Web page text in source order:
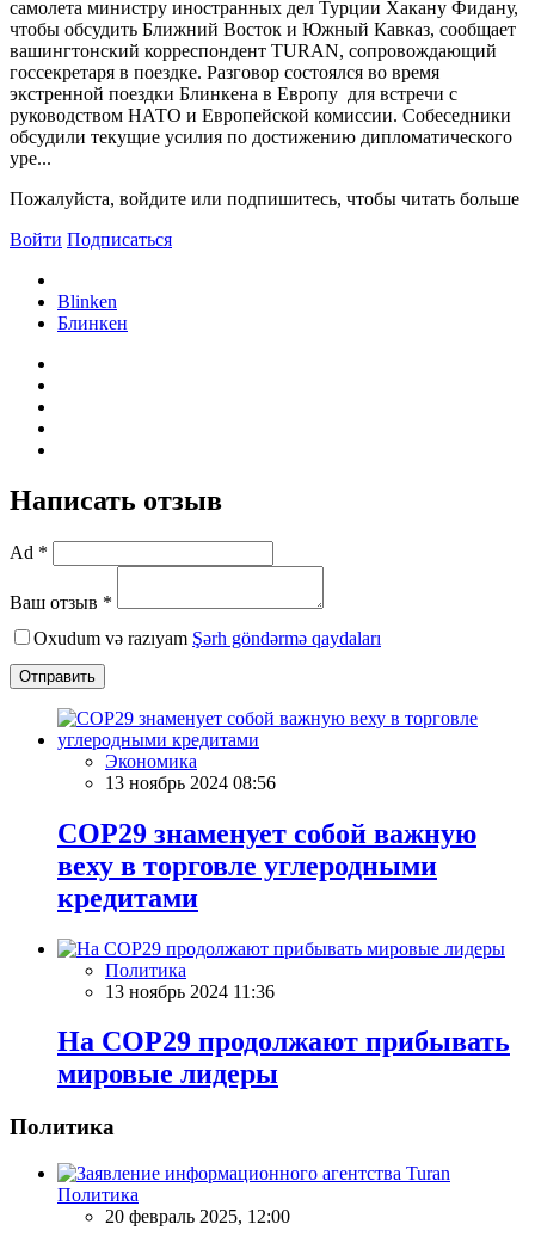
самолета министру иностранных дел Турции Хакану Фидану,
чтобы обсудить Ближний Восток и Южный Кавказ, сообщает
вашингтонский корреспондент TURAN, сопровождающий
госсекретаря в поездке. Разговор состоялся во время
экстренной поездки Блинкена в Европу для встречи с
руководством НАТО и Европейской комиссии. Собеседники
обсудили текущие усилия по достижению дипломатического
уре...
Пожалуйста, войдите или подпишитесь, чтобы читать больше
Войти Подписаться
Blinken
Блинкен
Написать отзыв
Ad *
Ваш отзыв *
Oxudum və razıyam Şərh göndərmə qaydaları
Отправить
Экономика
13 ноябрь 2024 08:56
COP29 знаменует собой важную
веху в торговле углеродными
кредитами
Политика
13 ноябрь 2024 11:36
На COP29 продолжают прибывать
мировые лидеры
Политика
Политика
20 февраль 2025, 12:00